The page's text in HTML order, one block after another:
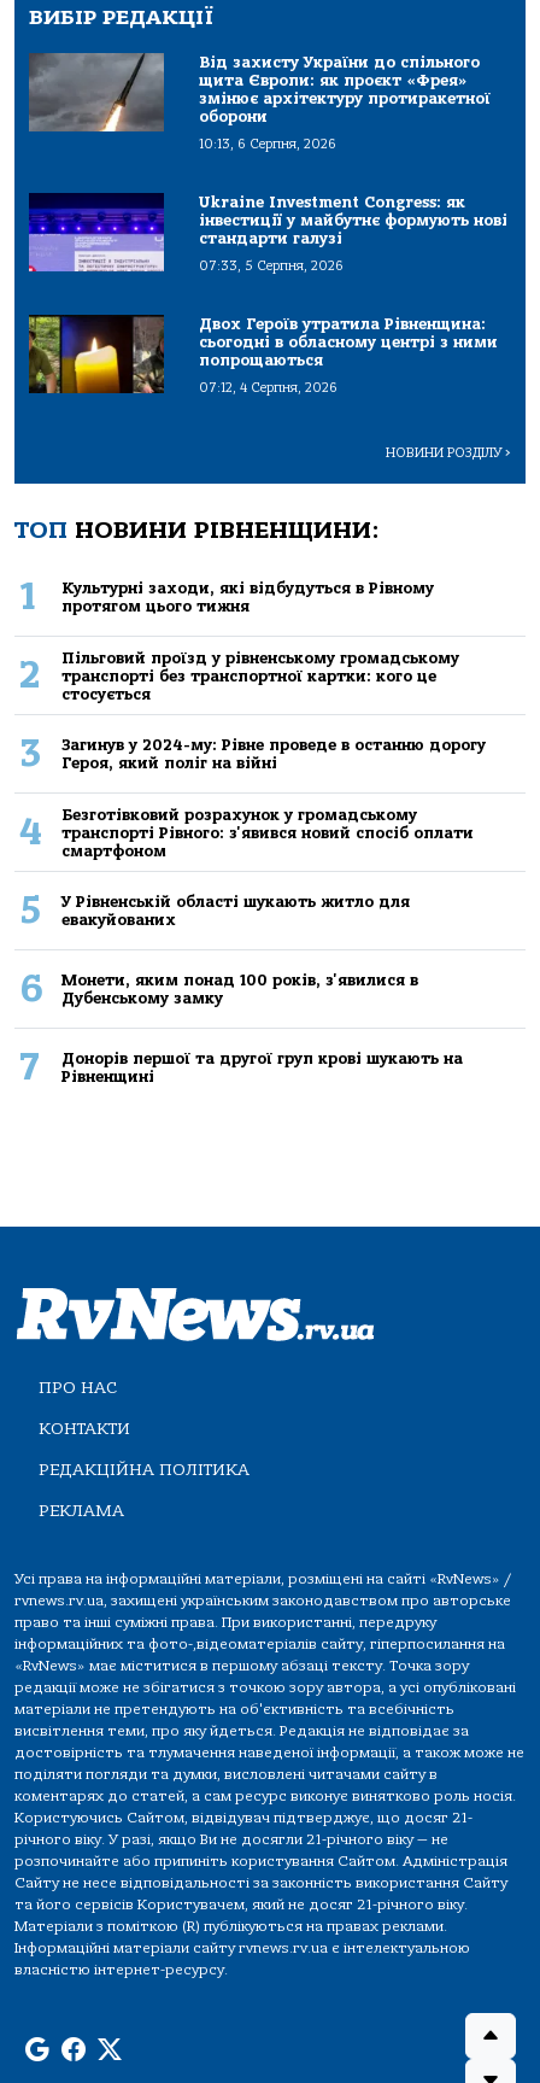
ВИБІР РЕДАКЦІЇ
Від захисту України до спільного
щита Європи: як проєкт «Фрея»
змінює архітектуру протиракетної
оборони
10:13, 6 Серпня, 2026
Ukraine Investment Congress: як
інвестиції у майбутнє формують нові
стандарти галузі
07:33, 5 Серпня, 2026
Двох Героїв утратила Рівненщина:
сьогодні в обласному центрі з ними
попрощаються
07:12, 4 Серпня, 2026
НОВИНИ РОЗДІЛУ>
ТОП НОВИНИ РІВНЕНЩИНИ:
1
Культурні заходи, які відбудуться в Рівному
протягом цього тижня
2
Пільговий проїзд у рівненському громадському
транспорті без транспортної картки: кого це
стосується
3
Загинув у 2024-му: Рівне проведе в останню дорогу
Героя, який поліг на війні
4
Безготівковий розрахунок у громадському
транспорті Рівного: з'явився новий спосіб оплати
смартфоном
5
У Рівненській області шукають житло для
евакуйованих
6
Монети, яким понад 100 років, з'явилися в
Дубенському замку
7
Донорів першої та другої груп крові шукають на
Рівненщині
ПРО НАС
КОНТАКТИ
РЕДАКЦІЙНА ПОЛІТИКА
РЕКЛАМА
Усі права на інформаційні матеріали, розміщені на сайті «RvNews» /
rvnews.rv.ua, захищені українським законодавством про авторське
право та інші суміжні права. При використанні, передруку
інформаційних та фото-,відеоматеріалів сайту, гіперпосилання на
«RvNews» має міститися в першому абзаці тексту. Точка зору
редакції може не збігатися з точкою зору автора, а усі опубліковані
матеріали не претендують на об'єктивність та всебічність
висвітлення теми, про яку йдеться. Редакція не відповідає за
достовірність та тлумачення наведеної інформації, а також може не
поділяти погляди та думки, висловлені читачами сайту в
коментарях до статей, а сам ресурс виконує винятково роль носія.
Користуючись Сайтом, відвідувач підтверджує, що досяг 21-
річного віку. У разі, якщо Ви не досягли 21-річного віку — не
розпочинайте або припиніть користування Сайтом. Адміністрація
Сайту не несе відповідальності за законність використання Сайту
та його сервісів Користувачем, який не досяг 21-річного віку.
Матеріали з поміткою (R) публікуються на правах реклами.
Інформаційні матеріали сайту rvnews.rv.ua є інтелектуальною
власністю інтернет-ресурсу.